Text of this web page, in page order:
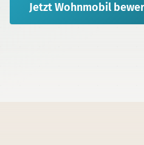
JetztWohnmobil